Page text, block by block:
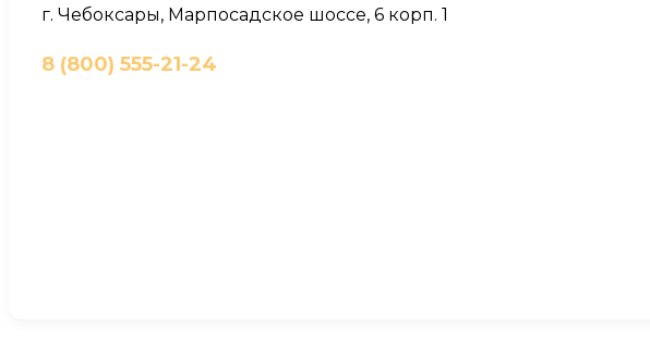
г. Чебоксары, Марпосадское шоссе, 6 корп. 1
8 (800) 555-21-24